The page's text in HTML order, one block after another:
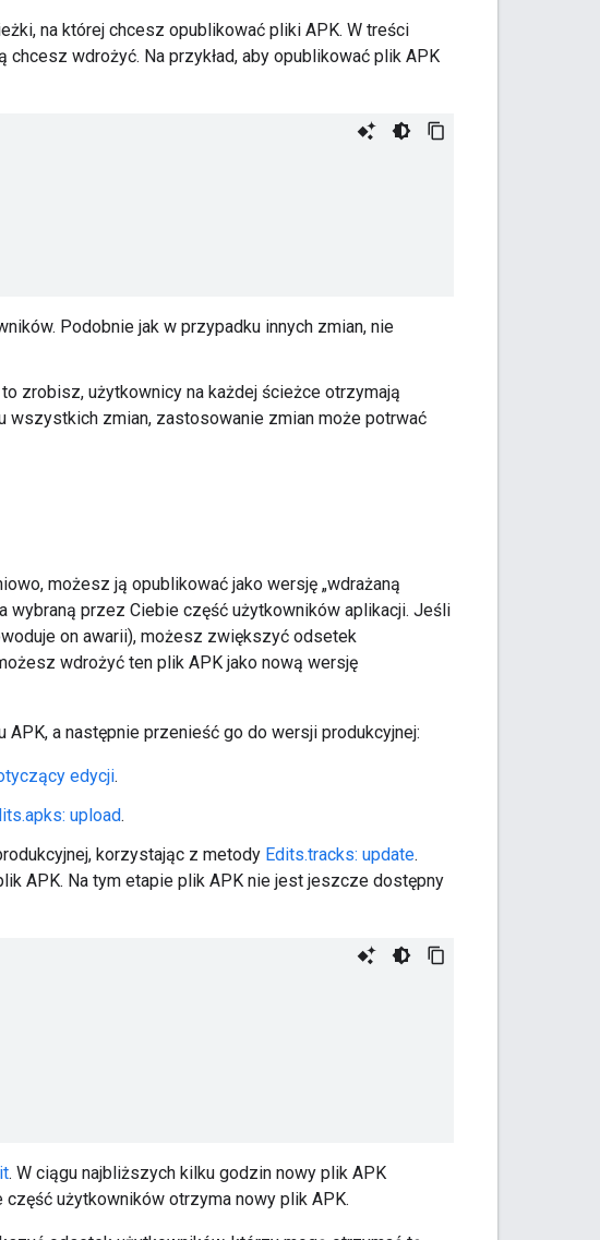
na której chcesz opublikować pliki APK. W treści
chcesz wdrożyć. Na przykład, aby opublikować plik APK
Podobnie jak w przypadku innych zmian, nie
to zrobisz, użytkownicy na każdej ścieżce otrzymają
wszystkich zmian, zastosowanie zmian może potrwać
możesz ją opublikować jako wersję „wdrażaną
wybraną przez Ciebie część użytkowników aplikacji. Jeśli
on awarii), możesz zwiększyć odsetek
wdrożyć ten plik APK jako nową wersję
a następnie przenieść go do wersji produkcyjnej:
edycji.
upload.
korzystając z metody Edits.tracks: update.
APK. Na tym etapie plik APK nie jest jeszcze dostępny
. W ciągu najbliższych kilku godzin nowy plik APK
część użytkowników otrzyma nowy plik APK.